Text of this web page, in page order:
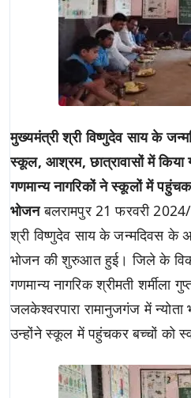
मुख्यमंत्री श्री विष्णुदेव साय के
स्कूल, आश्रम, छात्रावासों में किया
गणमान्य नागरिकों ने स्कूलों में
भोजनबलरामपुर 21 फरवरी
श्री विष्णुदेव साय के जन्मदिवस के
भोजन की शुरुआत हुई। जिले के
गणमान्य नागरिक श्रीमती शर्मीला
जलकेश्वरपारा रामानुजगंज में
उन्होंने स्कूल में पहुंचकर बच्चों को